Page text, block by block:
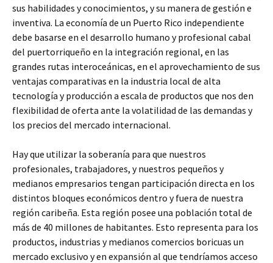
sus habilidades y conocimientos, y su manera de gestión e
inventiva. La economía de un Puerto Rico independiente
debe basarse en el desarrollo humano y profesional cabal
del puertorriqueño en la integración regional, en las
grandes rutas interoceánicas, en el aprovechamiento de sus
ventajas comparativas en la industria local de alta
tecnología y producción a escala de productos que nos den
flexibilidad de oferta ante la volatilidad de las demandas y
los precios del mercado internacional.
Hay que utilizar la soberanía para que nuestros
profesionales, trabajadores, y nuestros pequeños y
medianos empresarios tengan participación directa en los
distintos bloques económicos dentro y fuera de nuestra
región caribeña. Esta región posee una población total de
más de 40 millones de habitantes. Esto representa para los
productos, industrias y medianos comercios boricuas un
mercado exclusivo y en expansión al que tendríamos acceso